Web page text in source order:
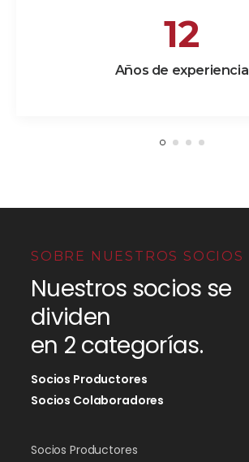
15
Años de experiencia
SOBRE NUESTROS SOCIOS
Nuestros socios se
dividen
en 2 categorías.
Socios Productores
Socios Colaboradores
Socios Productores